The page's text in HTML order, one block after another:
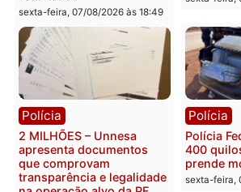
Política
Marcos Rogério apresenta
Plano de Governo com
228 projetos, metas
públicas e
acompanhamento de
resultados
sexta-feira, 07/08/2026 às 18:49
sexta-